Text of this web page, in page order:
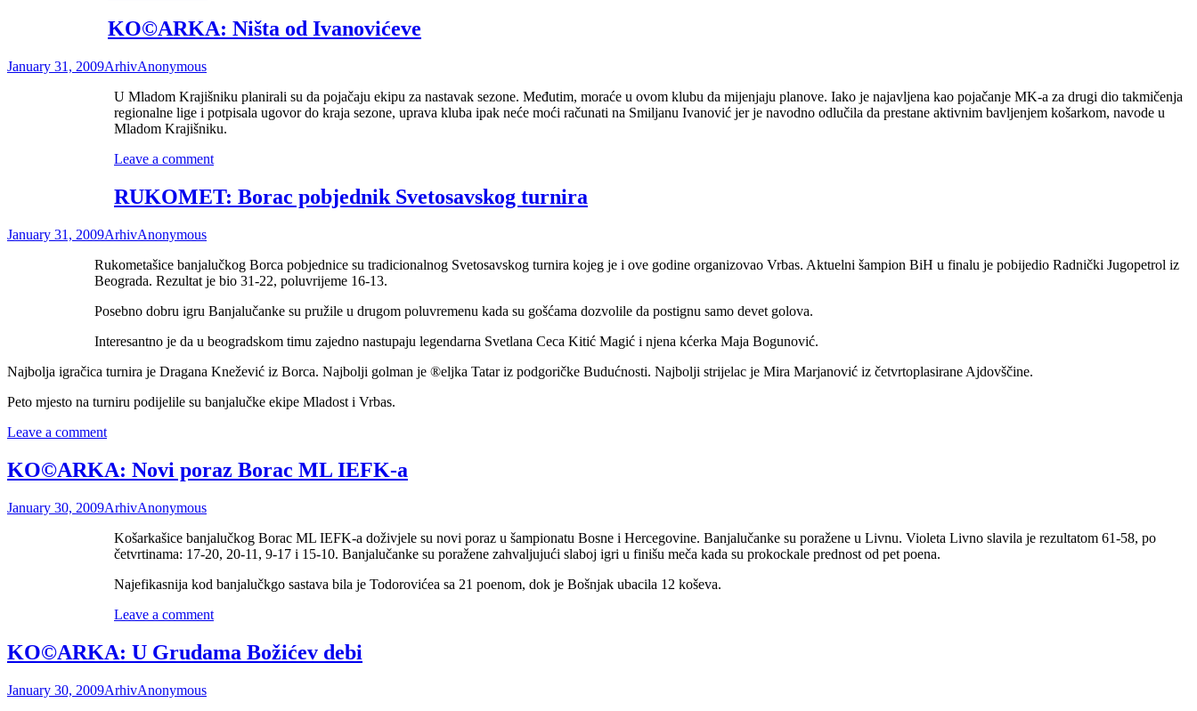
KO©ARKA: Ništa od Ivanovićeve
January 31, 2009ArhivAnonymous
U Mladom Krajišniku planirali su da pojačaju ekipu za nastavak sezone. Međutim, moraće u ovom klubu da mijenjaju planove. Iako je najavljena kao pojačanje MK-a za drugi dio takmičenja
regionalne lige i potpisala ugovor do kraja sezone, uprava kluba ipak neće moći računati na Smiljanu Ivanović jer je navodno odlučila da prestane aktivnim bavljenjem košarkom, navode u
Mladom Krajišniku.
Leave a comment
RUKOMET: Borac pobjednik Svetosavskog turnira
January 31, 2009ArhivAnonymous
Rukometašice banjalučkog Borca pobjednice su tradicionalnog Svetosavskog turnira kojeg je i ove godine organizovao Vrbas. Aktuelni šampion BiH u finalu je pobijedio Radnički Jugopetrol iz
Beograda. Rezultat je bio 31-22, poluvrijeme 16-13.
Posebno dobru igru Banjalučanke su pružile u drugom poluvremenu kada su gošćama dozvolile da postignu samo devet golova.
Interesantno je da u beogradskom timu zajedno nastupaju legendarna Svetlana Ceca Kitić Magić i njena kćerka Maja Bogunović.
Najbolja igračica turnira je Dragana Knežević iz Borca. Najbolji golman je ®eljka Tatar iz podgoričke Budućnosti. Najbolji strijelac je Mira Marjanović iz četvrtoplasirane Ajdovščine.
Peto mjesto na turniru podijelile su banjalučke ekipe Mladost i Vrbas.
Leave a comment
KO©ARKA: Novi poraz Borac ML IEFK-a
January 30, 2009ArhivAnonymous
Košarkašice banjalučkog Borac ML IEFK-a doživjele su novi poraz u šampionatu Bosne i Hercegovine. Banjalučanke su poražene u Livnu. Violeta Livno slavila je rezultatom 61-58, po
četvrtinama: 17-20, 20-11, 9-17 i 15-10. Banjalučanke su poražene zahvaljujući slaboj igri u finišu meča kada su prokockale prednost od pet poena.
Najefikasnija kod banjalučkgo sastava bila je Todorovićea sa 21 poenom, dok je Bošnjak ubacila 12 koševa.
Leave a comment
KO©ARKA: U Grudama Božićev debi
January 30, 2009ArhivAnonymous